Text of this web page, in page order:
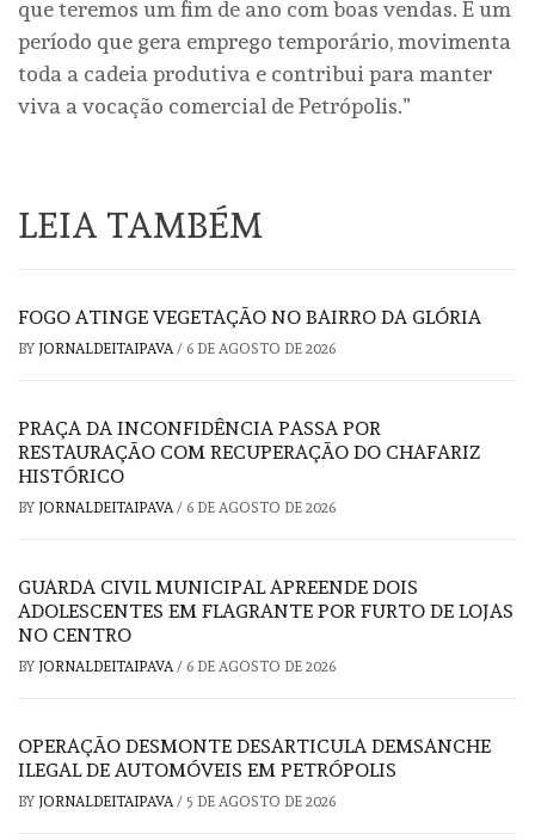
que teremos um fim de ano com boas vendas. É um
período que gera emprego temporário, movimenta
toda a cadeia produtiva e contribui para manter
viva a vocação comercial de Petrópolis.”
LEIA TAMBÉM
FOGO ATINGE VEGETAÇÃO NO BAIRRO DA GLÓRIA
BY JORNALDEITAIPAVA/ 6 DE AGOSTO DE 2026
PRAÇA DA INCONFIDÊNCIA PASSA POR
RESTAURAÇÃO COM RECUPERAÇÃO DO CHAFARIZ
HISTÓRICO
BY JORNALDEITAIPAVA/ 6 DE AGOSTO DE 2026
GUARDA CIVIL MUNICIPAL APREENDE DOIS
ADOLESCENTES EM FLAGRANTE POR FURTO DE LOJAS
NO CENTRO
BY JORNALDEITAIPAVA/ 6 DE AGOSTO DE 2026
OPERAÇÃO DESMONTE DESARTICULA DEMSANCHE
ILEGAL DE AUTOMÓVEIS EM PETRÓPOLIS
BY JORNALDEITAIPAVA/ 5 DE AGOSTO DE 2026